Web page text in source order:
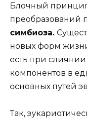
Блочный
преобразований
симбиоза.
новых форм жизни
есть при слиянии
компонентов в
основных путей
Так,